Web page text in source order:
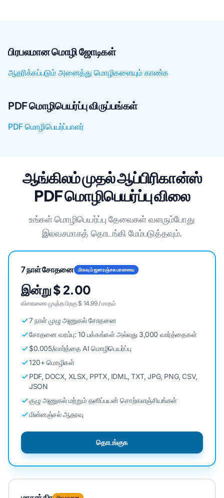
பிரபலமான மொழி ஜோடிகள்
ஆதரிக்கப்படும் அனைத்து மொழிகளையும் காண்க
PDF மொழிபெயர்ப்பு விருப்பங்கள்
PDF மொழிபெயர்ப்பாளர்
ஆங்கிலம் முதல் ஆப்பிரிகான்ஸ்
PDF மொழிபெயர்ப்பு விலை
உங்கள் மொழிபெயர்ப்பு தேவைகள் வளரும்போது
இலவசமாகத் தொடங்கி மேம்படுத்தவும்.
7 நாள் சோதனை மிகவும் ஜனரஞ்சகமானவை
இன்று $ 2.00
விசாரணை முடிந்த பிறகு $ 14.99 / மாதம்
7 நாள் முழு அணுகல் சோதனை
சோதனை வரம்பு: 10 பக்கங்கள் அல்லது 3,000 வார்த்தைகள்
$0.005/வார்த்தை AI மொழிபெயர்ப்பு
120+ மொழிகள்
PDF, DOCX, XLSX, PPTX, IDML, TXT, JPG, PNG, CSV,
JSON
குழு அணுகல் மற்றும் தனிப்பயன் சொற்களஞ்சியங்கள்
மின்னஞ்சல் ஆதரவு
தொடங்குக